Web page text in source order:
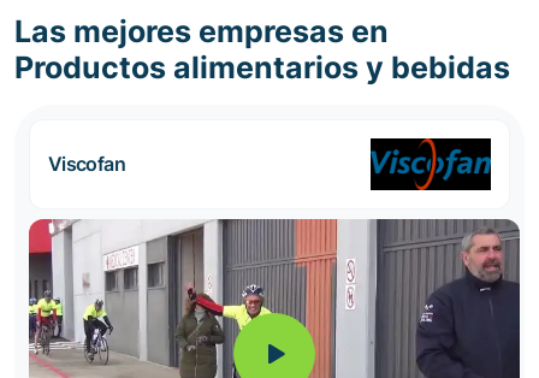
Las mejores empresas en
Productos alimentarios y bebidas
Viscofan